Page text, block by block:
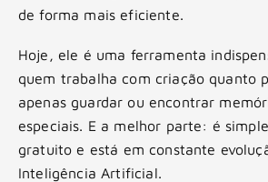
de forma mais eficiente.
Hoje, ele é uma ferramenta
quem trabalha com criação quanto
apenas guardar ou encontrar
especiais. E a melhor parte: é
gratuito e está em constante
Inteligência Artificial.